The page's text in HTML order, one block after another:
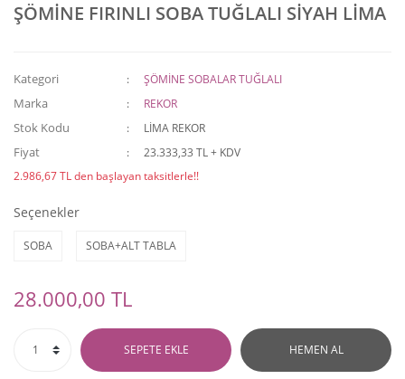
ŞÖMİNE FIRINLI SOBA TUĞLALI SİYAH LİMA
Kategori ŞÖMİNE SOBALAR TUĞLALI
Marka REKOR
Stok Kodu LİMA REKOR
Fiyat
23.333,33 TL + KDV
2.986,67 TL den başlayan taksitlerle!!
Seçenekler
SOBA SOBA+ALT TABLA
28.000,00 TL
SEPETE EKLE HEMEN AL